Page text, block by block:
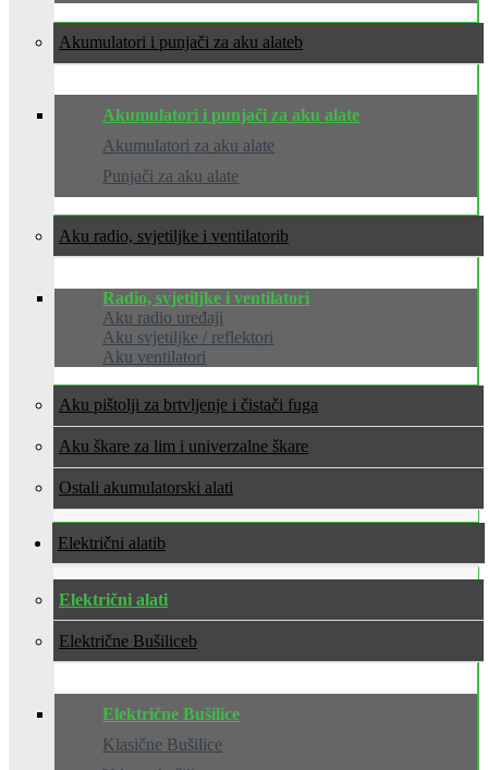
Akumulatori i punjači za aku alate
Akumulatori i punjači za aku alate
Akumulatori za aku alate
Punjači za aku alate
Aku radio, svjetiljke i ventilatori
Radio, svjetiljke i ventilatori
Aku radio uređaji
Aku svjetiljke / reflektori
Aku ventilatori
Aku pištolji za brtvljenje i čistači fuga
Aku škare za lim i univerzalne škare
Ostali akumulatorski alati
Električni alati
Električni alati
Električne Bušilice
Električne Bušilice
Klasične Bušilice